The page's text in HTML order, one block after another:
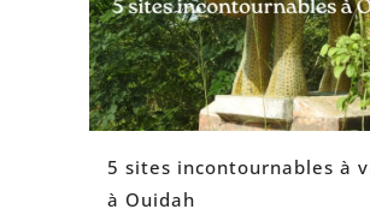
5 sites incontournables à
à Ouidah